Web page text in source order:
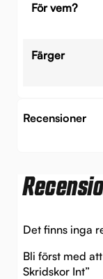
För vem?
Färger
Recensioner
Det finns inga
Bli först med
Skridskor Int”